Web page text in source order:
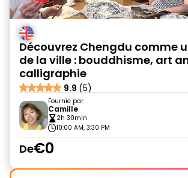
Découvrez Chengdu comme
de la ville : bouddhisme, art
calligraphie
9.9 (5)
Fournie par
Camille
2h 30min
10:00 AM, 3:30 PM
De€0